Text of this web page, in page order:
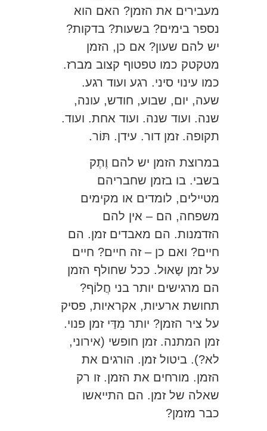
מעבירים את הזמן? האם הוא
נספר בימים? בשעות? בדקות?
יש להם שעון? אם כן, הזמן
מטקטק כמו טפטוף קצוב מברז.
כמו עינוי סיני. רגע ועוד רגע.
שעה, יום, שבוע, חודש, עונה,
שנה. ועוד שנה. ועוד אחת. ועוד.
תקופה. זמן דור. עידן. תּוֹר.
במרוצת הזמן יש להם וֶתֶק
בשבי. בו בזמן שחבריהם
מטיילים, לומדים או מקימים
משפחה, הם – אין להם
הזדמנות. הם מאבדים זמן. הם
חיים? ואם כן – זה חיים? חיים
על זמן שָאוּל. ככל שחולף הזמן
הם מרגישים יותר בני חֲלוֹף?
תחושת ארעיות, אקראיות, פסיק
על ציר הזמן? יותר מִדַּי זמן פנוי.
זמן המתנה. זמן חופשי (אירוני,
לא?). ביטול זמן. הורגים את
הזמן. מורחים את הזמן. זו רק
שאלה של זמן. הם התייאשו
כבר מזמן?